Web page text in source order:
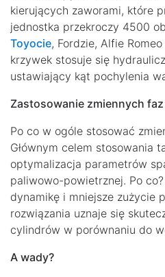
kierujących zaworami, które
jednostka przekroczy 4500
Toyocie, Fordzie, Alfie
krzywek stosuje się
ustawiający kąt pochylenia
Zastosowanie zmiennych
Po co w ogóle stosować
Głównym celem stosowania
optymalizacja parametrów
paliwowo-powietrznej. Po
dynamikę i mniejsze zużycie
rozwiązania uznaje się
cylindrów w porównaniu do
A wady?